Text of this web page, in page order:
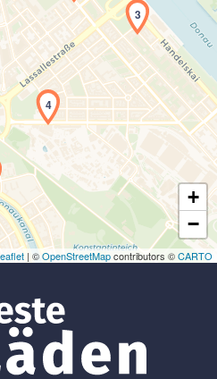
der Karte...
3
4
+
−
| ©OpenStreetMapcontributors ©CARTO